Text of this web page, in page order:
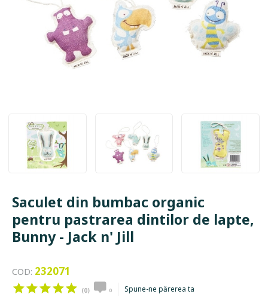
Saculet din bumbac organic
pentru pastrarea dintilor de lapte,
Bunny - Jack n' Jill
COD: 232071
(0) 0 Spune-ne părerea ta